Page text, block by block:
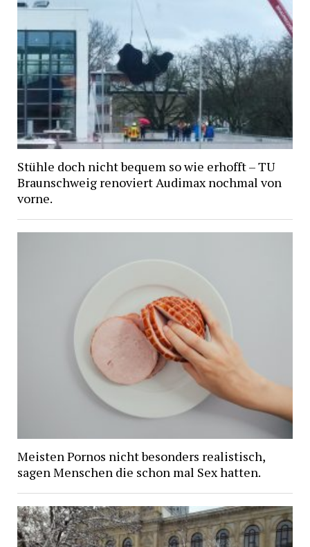
Stühle doch nicht bequem so wie erhofft – TU
Braunschweig renoviert Audimax nochmal von
vorne.
Meisten Pornos nicht besonders realistisch,
sagen Menschen die schon mal Sex hatten.